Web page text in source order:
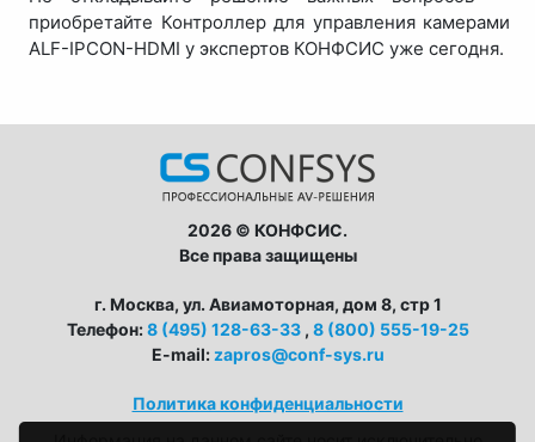
CONFSYS
С радостью ответим на ваши
приобретайте Контроллер для управления камерами
ALF-IPCON-HDMI у экспертов КОНФСИС уже сегодня.
2026 © КОНФСИС.
Все права защищены
г. Москва, ул. Авиамоторная, дом 8, стр 1
Телефон:8 (495) 128-63-33 , 8 (800) 555-19-25
E-mail: zapros@conf-sys.ru
Политика конфиденциальности